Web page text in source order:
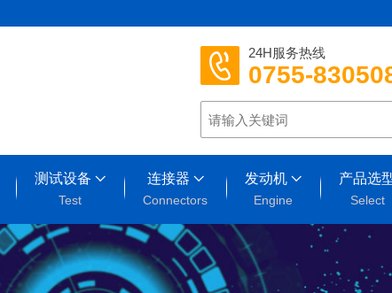
24H服务热线
0755-
测试设备
Test
连接器
Connectors
发动机
Engine
产品选
Select